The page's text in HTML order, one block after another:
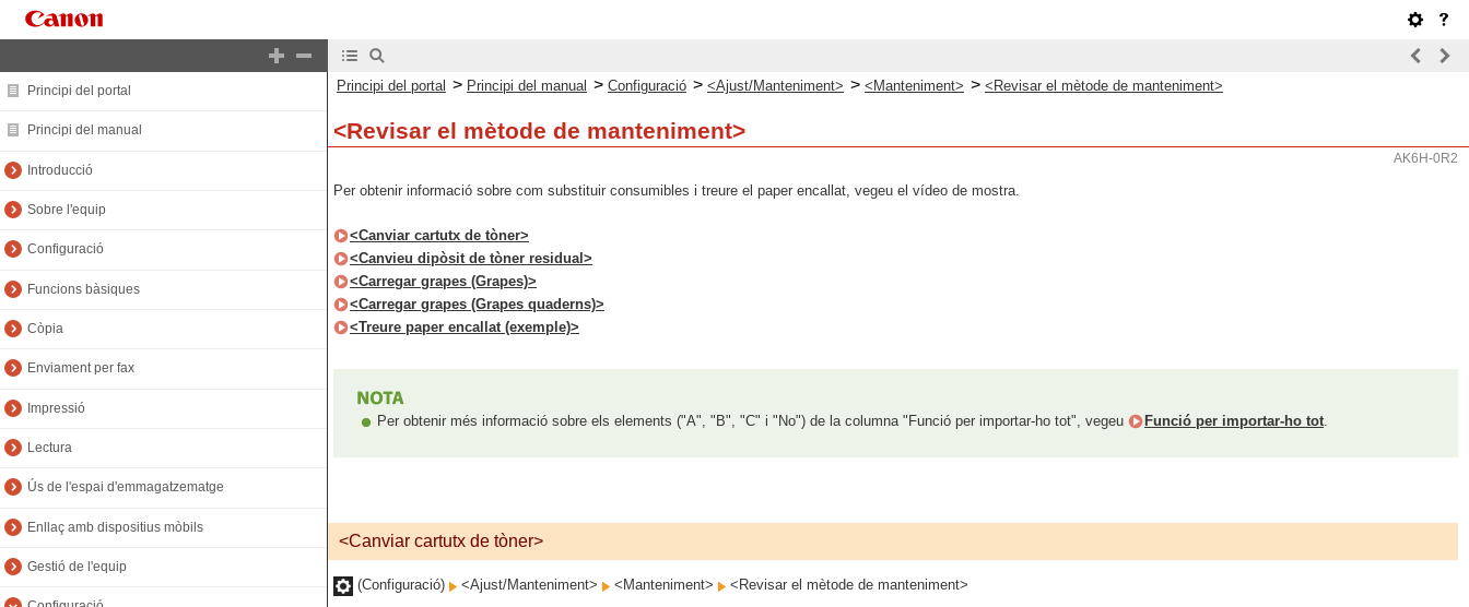
Principi del portal
Principi del manual
Introducció
Sobre l'equip
Configuració
Funcions bàsiques
Còpia
Enviament per fax
Impressió
Lectura
Ús de l'espai d'emmagatzematge
Enllaç amb dispositius mòbils
Gestió de l'equip
Principi del portal > Principi del manual > Configuració > <Ajust/Manteniment> > <Manteniment> > <Revisar el mètode de manteniment>
<Revisar el mètode de manteniment>
AK6H-0R2
Per obtenir informació sobre com substituir consumibles i treure el paper encallat, vegeu el vídeo de mostra.
<Canviar cartutx de tòner>
<Canvieu dipòsit de tòner residual>
<Carregar grapes (Grapes)>
<Carregar grapes (Grapes quaderns)>
<Treure paper encallat (exemple)>
Per obtenir més informació sobre els elements ("A", "B", "C" i "No") de la columna "Funció per importar-ho tot", vegeu Funció per importar-ho tot.
<Canviar cartutx de tòner>
(Configuració) <Ajust/Manteniment> <Manteniment> <Revisar el mètode de manteniment>